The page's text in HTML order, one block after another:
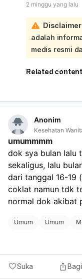
hormonal,
radang panggul,
sesekali, bisa
bulan, atau
pusing/lemas,
sebaiknya
umum. Untuk
2 minggu yang lalu
adalah
medis resmi
Related content
Anonim
Kesehatan
umummmm
dok sya bulan lalu
sekaligus, lalu
dari tanggal 16-19
coklat namun tdk
normal dok akibat
Umum Umum
Suka